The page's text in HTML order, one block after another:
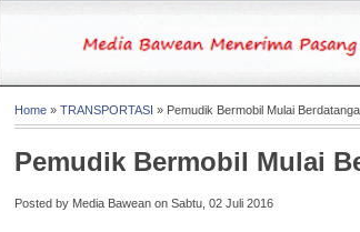
Home » TRANSPORTASI » Pemudik Bermobil Mulai
Pemudik Bermobil Mulai
Posted by Media Bawean on Sabtu, 02 Juli 2016